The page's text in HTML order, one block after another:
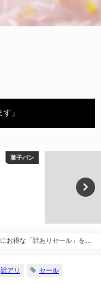
」
お得な「訳ありセール」を開
訳アリ セール